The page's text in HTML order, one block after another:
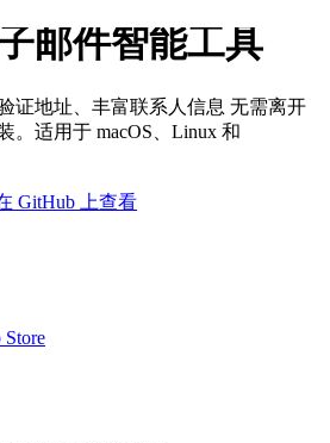
邮件智能工具
证地址、丰富联系人信息 无需离开
。适用于 macOS、Linux 和
GitHub 上查看
Store